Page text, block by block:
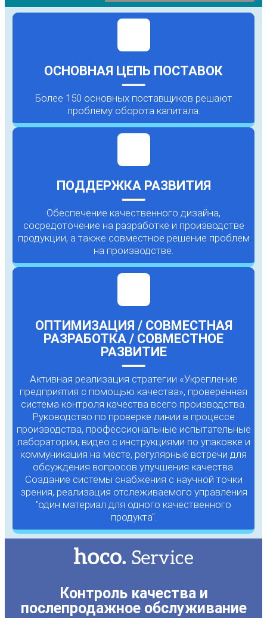
ОСНОВНАЯ ЦЕПЬ ПОСТАВОК
Более 150 основных поставщиков решают
проблему оборота капитала.
ПОДДЕРЖКА РАЗВИТИЯ
Обеспечение качественного дизайна,
сосредоточение на разработке и производстве
продукции, а также совместное решение проблем
на производстве.
ОПТИМИЗАЦИЯ / СОВМЕСТНАЯ
РАЗРАБОТКА / СОВМЕСТНОЕ
РАЗВИТИЕ
Активная реализация стратегии «Укрепление
предприятия с помощью качества», проверенная
система контроля качества всего производства.
Руководство по проверке линии в процессе
производства, профессиональные испытательные
лаборатории, видео с инструкциями по упаковке и
коммуникация на месте, регулярные встречи для
обсуждения вопросов улучшения качества.
Создание системы снабжения с научной точки
зрения, реализация отслеживаемого управления
"один материал для одного качественного
продукта".
Контроль качества и
послепродажное обслуживание